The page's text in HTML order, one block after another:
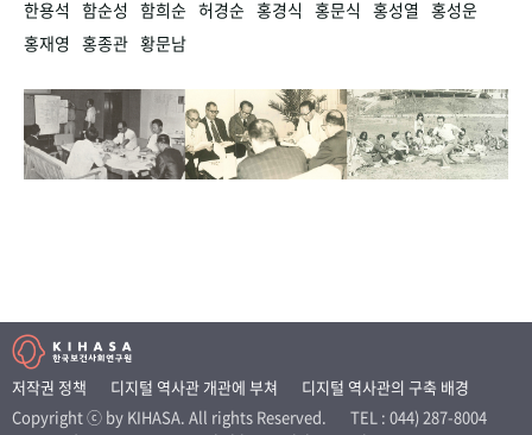
한용석 함순성 함희순 허경순 홍경식 홍문식 홍성열 홍성운
홍재영 홍종관 황문남
저작권 정책 디지털 역사관 개관에 부쳐
디지털 역사관의 구축 배경
Copyright ⓒ by KIHASA. All rights Reserved.
TEL : 044) 287-8004